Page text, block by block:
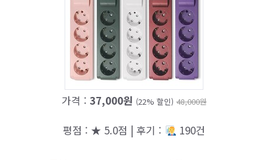
가격 : 37,000원 (22% 할인) 48,000원
평점 : ★ 5.0점 | 후기 : 190건